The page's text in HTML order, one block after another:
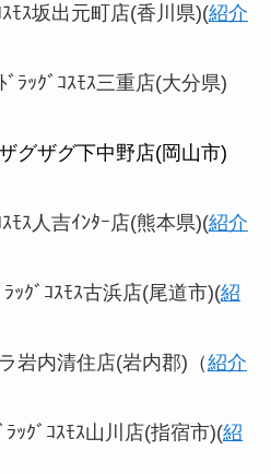
ﾓｽ坂出元町店(香川県)(紹介
ﾗｯｸﾞｺｽﾓｽ三重店(大分県)
グザグ下中野店(岡山市)
ﾓｽ人吉ｲﾝﾀｰ店(熊本県)(紹介
ｯｸﾞｺｽﾓｽ古浜店(尾道市)(紹
岩内清住店(岩内郡)（紹介
ｯｸﾞｺｽﾓｽ山川店(指宿市)(紹